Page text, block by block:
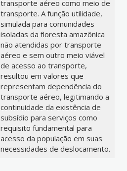
transporte aéreo como meio de
transporte. A função utilidade,
simulada para comunidades
isoladas da floresta amazônica
não atendidas por transporte
aéreo e sem outro meio viável
de acesso ao transporte,
resultou em valores que
representam dependência do
transporte aéreo, legitimando a
continuidade da existência de
subsídio para serviços como
requisito fundamental para
acesso da população em suas
necessidades de deslocamento.